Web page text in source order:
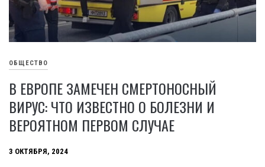
ОБЩЕСТВО
В ЕВРОПЕ ЗАМЕЧЕН СМЕРТОНОСНЫЙ
ВИРУС: ЧТО ИЗВЕСТНО О БОЛЕЗНИ И
ВЕРОЯТНОМ ПЕРВОМ СЛУЧАЕ
3 ОКТЯБРЯ, 2024